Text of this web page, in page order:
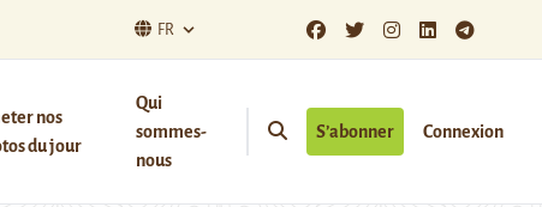
FR
nos
du jour
Qui
sommes-
nous
S’abonner Connexion